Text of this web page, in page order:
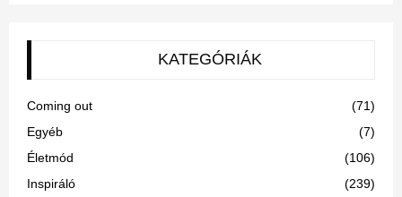
KATEGÓRIÁK
Coming out
(71)
Egyéb
(7)
Életmód
(106)
Inspiráló
(239)